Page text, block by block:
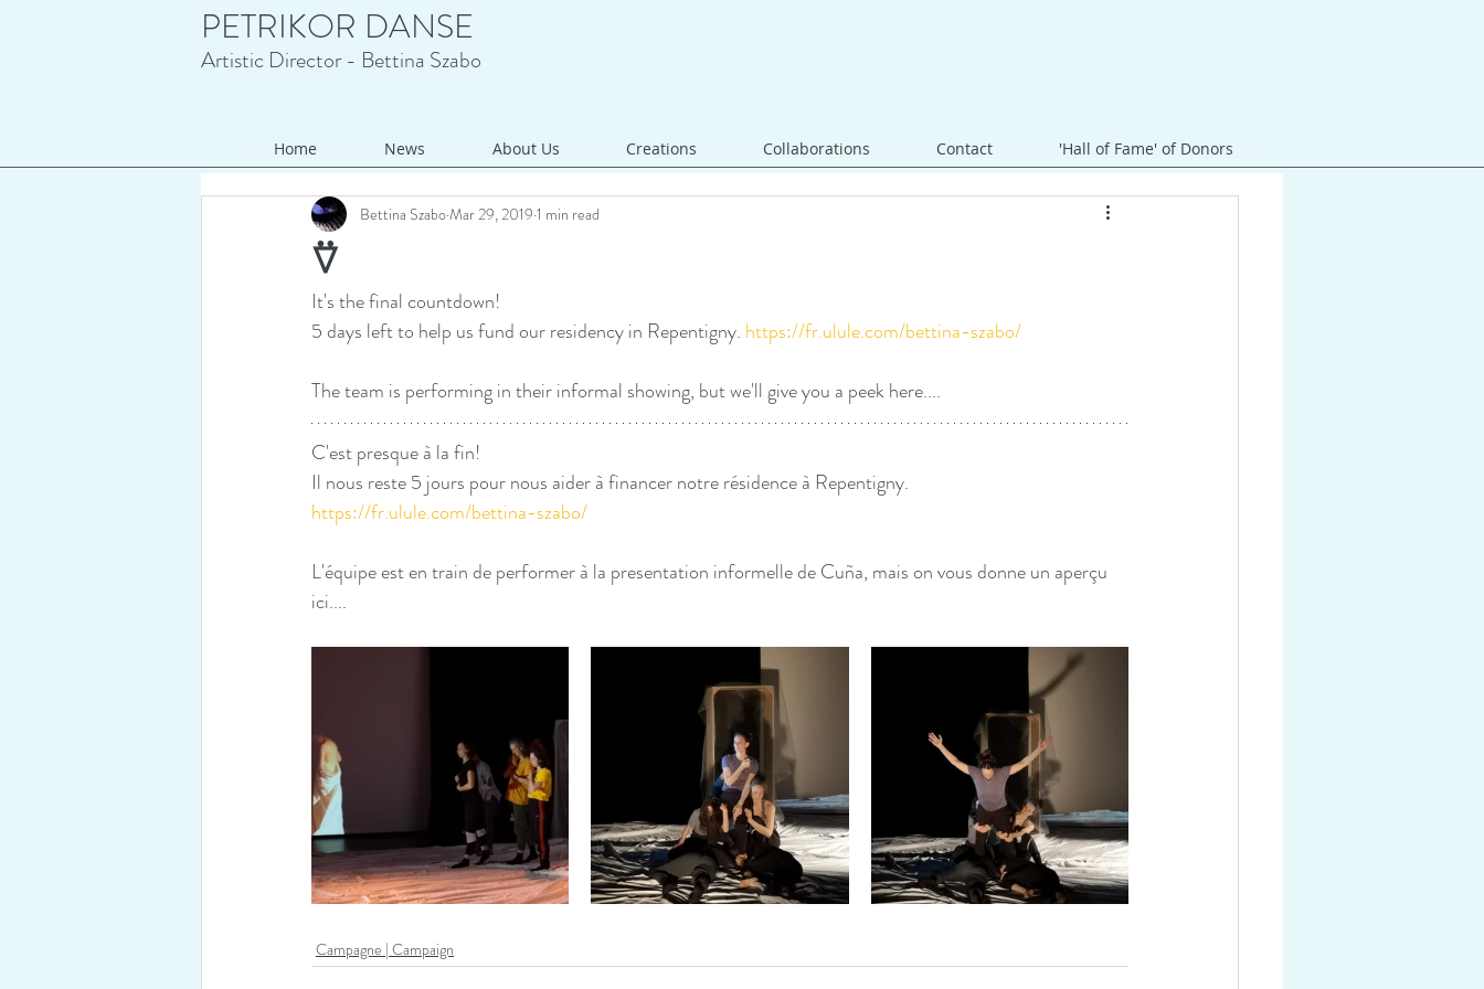
PETRIKOR DANSE
Artistic Director - Bettina Szabo
Home News About Us Creations Collaborations Contact 'Hall of Fame' of Donors
⍢
Bettina SzaboMar 29, 2019 1 min read
It's the final countdown!
5 days left to help us fund our residency in Repentigny. https://fr.ulule.com/bettina-szabo/
The team is performing in their informal showing, but we'll give you a peek here....
C'est presque à la fin!
Il nous reste 5 jours pour nous aider à financer notre résidence à Repentigny.
https://fr.ulule.com/bettina-szabo/
L'équipe est en train de performer à la presentation informelle de Cuña, mais on vous donne un aperçu
ici....
Campagne | Campaign